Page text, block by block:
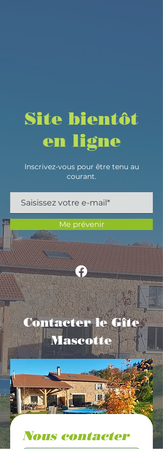
Site bientôt
en ligne
Inscrivez-vous pour être tenu au
courant.
Me prévenir
Contacter le Gîte
Mascotte
Nous contacter